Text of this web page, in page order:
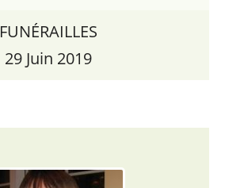
FUNÉRAILLES
29 Juin 2019